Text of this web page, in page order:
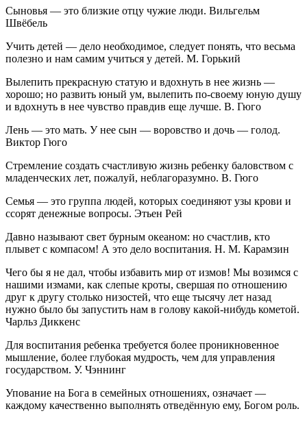
Сыновья — это близкие отцу чужие люди. Вильгельм
Швёбель
Учить детей — дело необходимое, следует понять, что весьма
полезно и нам самим учиться у детей. М. Горький
Вылепить прекрасную статую и вдохнуть в нее жизнь —
хорошо; но развить юный ум, вылепить по-своему юную душу
и вдохнуть в нее чувство правдив еще лучше. В. Гюго
Лень — это мать. У нее сын — воровство и дочь — голод.
Виктор Гюго
Стремление создать счастливую жизнь ребенку баловством с
младенческих лет, пожалуй, неблагоразумно. В. Гюго
Семья — это группа людей, которых соединяют узы крови и
ссорят денежные вопросы. Этьен Рей
Давно называют свет бурным океаном: но счастлив, кто
плывет с компасом! А это дело воспитания. Н. М. Карамзин
Чего бы я не дал, чтобы избавить мир от измов! Мы возимся с
нашими измами, как слепые кроты, свершая по отношению
друг к другу столько низостей, что еще тысячу лет назад
нужно было бы запустить нам в голову какой-нибудь кометой.
Чарльз Диккенс
Для воспитания ребенка требуется более проникновенное
мышление, более глубокая мудрость, чем для управления
государством. У. Чэннинг
Упование на Бога в семейных отношениях, означает —
каждому качественно выполнять отведённую ему, Богом роль.